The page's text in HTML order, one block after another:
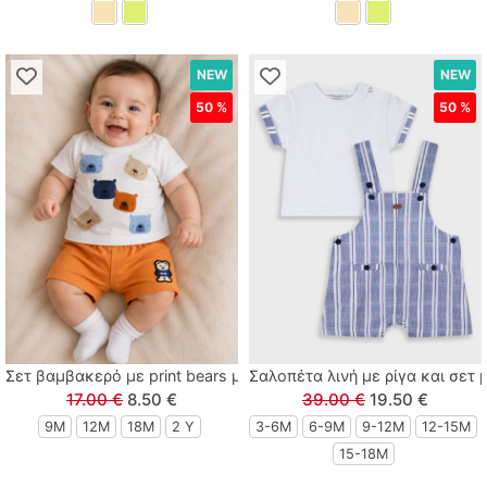
Σετ βαμβακερό με print bears μπεζ
17.00 € 8.50 €
9M 12M 18M 2 Y
NEW
50 %
Σαλοπέτα λινή με ρίγα και σετ
39.00 € 19.50 €
3-6M 6-9M 9-12Μ
12-15Μ
15-18Μ
NEW
50 %